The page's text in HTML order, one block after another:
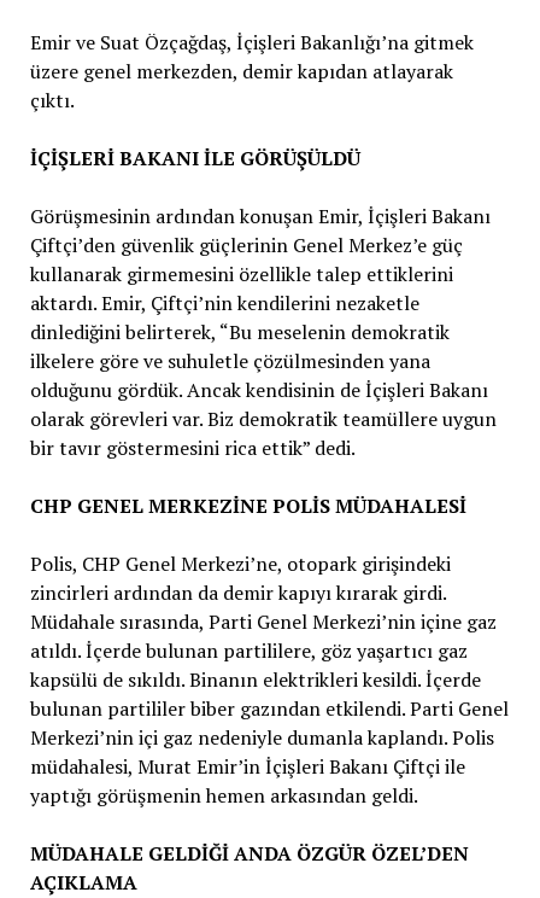
Emir ve Suat Özçağdaş, İçişleri Bakanlığı’na gitmek
üzere genel merkezden, demir kapıdan atlayarak
çıktı.
İÇİŞLERİ BAKANI İLE GÖRÜŞÜLDÜ
Görüşmesinin ardından konuşan Emir, İçişleri Bakanı
Çiftçi’den güvenlik güçlerinin Genel Merkez’e güç
kullanarak girmemesini özellikle talep ettiklerini
aktardı. Emir, Çiftçi’nin kendilerini nezaketle
dinlediğini belirterek, “Bu meselenin demokratik
ilkelere göre ve suhuletle çözülmesinden yana
olduğunu gördük. Ancak kendisinin de İçişleri Bakanı
olarak görevleri var. Biz demokratik teamüllere uygun
bir tavır göstermesini rica ettik” dedi.
CHP GENEL MERKEZİNE POLİS MÜDAHALESİ
Polis, CHP Genel Merkezi’ne, otopark girişindeki
zincirleri ardından da demir kapıyı kırarak girdi.
Müdahale sırasında, Parti Genel Merkezi’nin içine gaz
atıldı. İçerde bulunan partililere, göz yaşartıcı gaz
kapsülü de sıkıldı. Binanın elektrikleri kesildi. İçerde
bulunan partililer biber gazından etkilendi. Parti Genel
Merkezi’nin içi gaz nedeniyle dumanla kaplandı. Polis
müdahalesi, Murat Emir’in İçişleri Bakanı Çiftçi ile
yaptığı görüşmenin hemen arkasından geldi.
MÜDAHALE GELDİĞİ ANDA ÖZGÜR ÖZEL’DEN
AÇIKLAMA